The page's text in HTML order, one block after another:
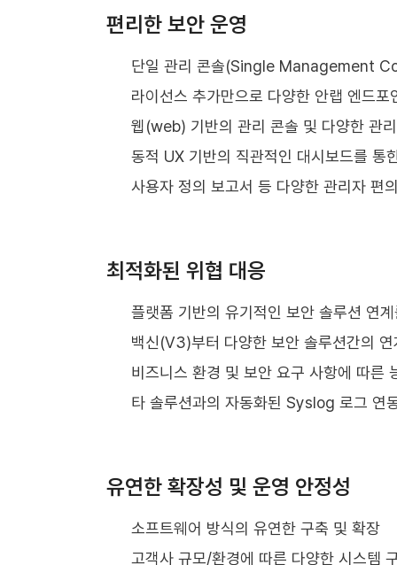
편리한 보안 운영
단일 관리 콘솔(Single Management
라이선스 추가만으로 다양한 안랩 엔드
웹(web) 기반의 관리 콘솔 및 다양한 관
동적 UX 기반의 직관적인 대시보드를 통
사용자 정의 보고서 등 다양한 관리자 편
최적화된 위협 대응
플랫폼 기반의 유기적인 보안 솔루션 연
백신(V3)부터 다양한 보안 솔루션간의
비즈니스 환경 및 보안 요구 사항에 따른
타 솔루션과의 자동화된 Syslog 로그 연
유연한 확장성 및 운영 안정성
소프트웨어 방식의 유연한 구축 및 확장
고객사 규모/환경에 따른 다양한 시스템